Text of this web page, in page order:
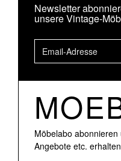
Newsletter
unsere Vintage-
Möbelabo
Angebote etc. erhalten